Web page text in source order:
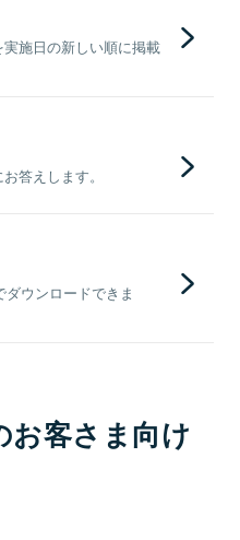
施日の新しい順に掲載
答えします。
ウンロードできま
お客さま向け